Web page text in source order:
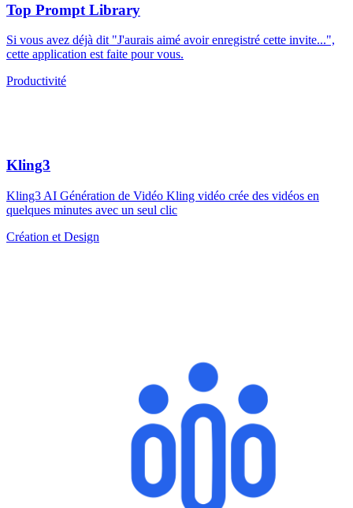
Top Prompt Library
Si vous avez déjà dit "J'aurais aimé avoir enregistré cette invite...",
cette application est faite pour vous.
Productivité
Kling3
Kling3 AI Génération de Vidéo Kling vidéo crée des vidéos en
quelques minutes avec un seul clic
Création et Design